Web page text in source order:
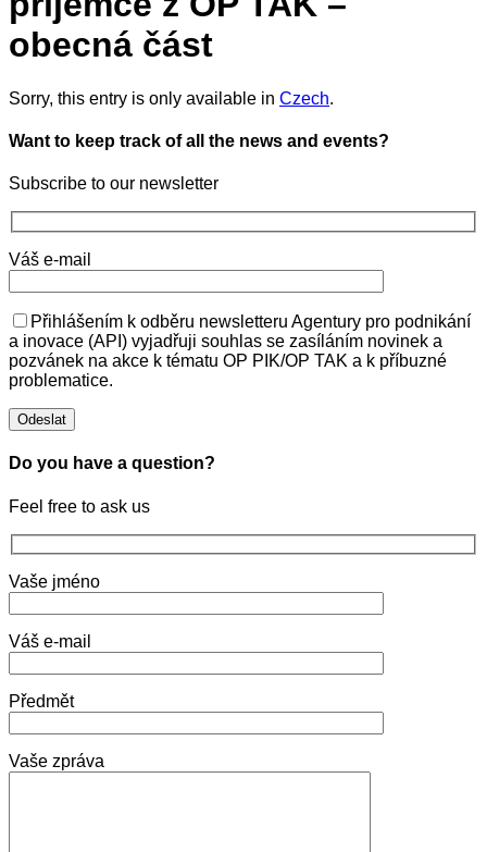
obecná část
Sorry, this entry is only available in Czech.
Want to keep track of all the news and events?
Subscribe to our newsletter
Váš e-mail
Přihlášením k odběru newsletteru Agentury pro podnikání
a inovace (API) vyjadřuji souhlas se zasíláním novinek a
pozvánek na akce k tématu OP PIK/OP TAK a k příbuzné
problematice.
Do you have a question?
Feel free to ask us
Vaše jméno
Váš e-mail
Předmět
Vaše zpráva